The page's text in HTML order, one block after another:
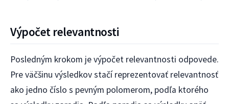
Výpočet relevantnosti
Posledným krokom je výpočet relevantnosti odpovede.
Pre väčšinu výsledkov stačí reprezentovať relevantnosť
ako jedno číslo s pevným polomerom, podľa ktorého